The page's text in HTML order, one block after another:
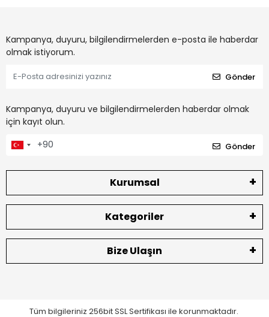
Kampanya, duyuru, bilgilendirmelerden e-posta ile haberdar
olmak istiyorum.
Gönder
Kampanya, duyuru ve bilgilendirmelerden haberdar olmak
için kayıt olun.
Gönder
Kurumsal
Kategoriler
Bize Ulaşın
Tüm bilgileriniz 256bit SSL Sertifikası ile korunmaktadır.